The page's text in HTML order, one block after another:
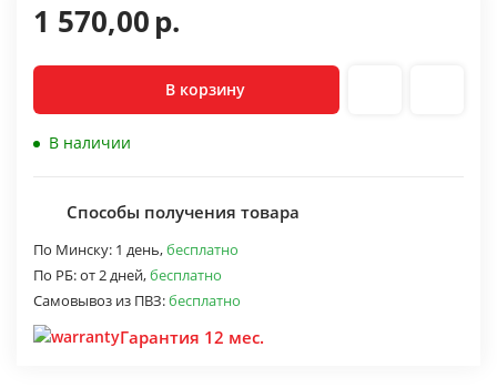
1 570,00р.
В корзину
В наличии
Способы получения товара
По Минску: 1 день,бесплатно
По РБ:от 2 дней,бесплатно
Самовывоз из ПВЗ:бесплатно
Гарантия 12 мес.